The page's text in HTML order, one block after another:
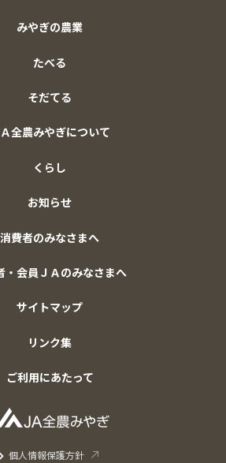
みやぎの農業
たべる
そだてる
全農みやぎについて
くらし
お知らせ
消費者のみなさまへ
・会員ＪＡのみなさまへ
サイトマップ
リンク集
ご利用にあたって
個人情報保護方針